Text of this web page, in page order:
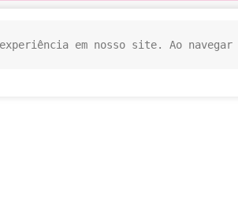
experiência em nosso site. Ao